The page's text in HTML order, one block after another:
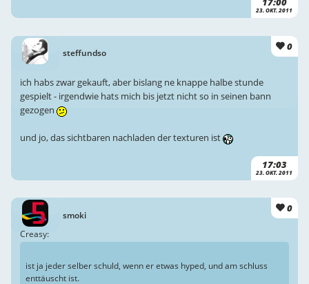
23. OKT. 2011
steffundso
0
17:03
23. OKT. 2011
ich habs zwar gekauft, aber bislang ne knappe halbe stunde
gespielt - irgendwie hats mich bis jetzt nicht so in seinen bann
gezogen
und jo, das sichtbaren nachladen der texturen ist
smoki
0
Creasy:
ist ja jeder selber schuld, wenn er etwas hyped, und am schluss
enttäuscht ist.